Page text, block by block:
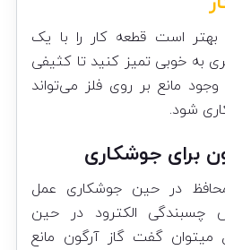
است قطعه کار را با یک
به خوبی تمیز کنید تا کثیفی
مانع بر روی فلز می‌تواند
شود.
برای جوشکاری
در حین جوشکاری عمل
الکترود در حین
گفت گاز آرگون مانع